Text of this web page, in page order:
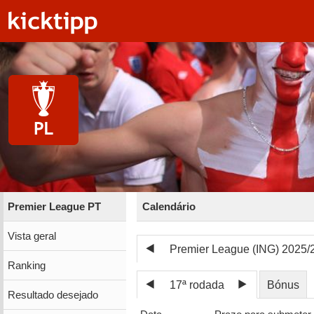
Premier League PT
Vista geral
Ranking
Resultado desejado
Calendário
Premier League (ING) 2025/
17ª rodada Bónus